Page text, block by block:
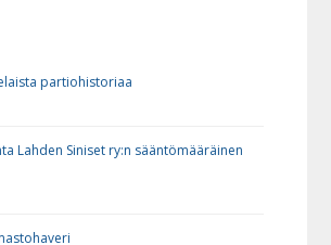
partiohistoriaa
Lahden Siniset ry:n sääntömääräinen